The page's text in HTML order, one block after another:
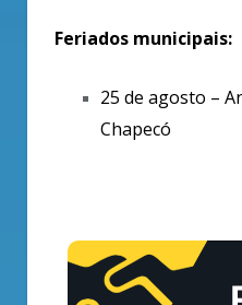
Feriados municipais:
25 de agosto –
Chapecó